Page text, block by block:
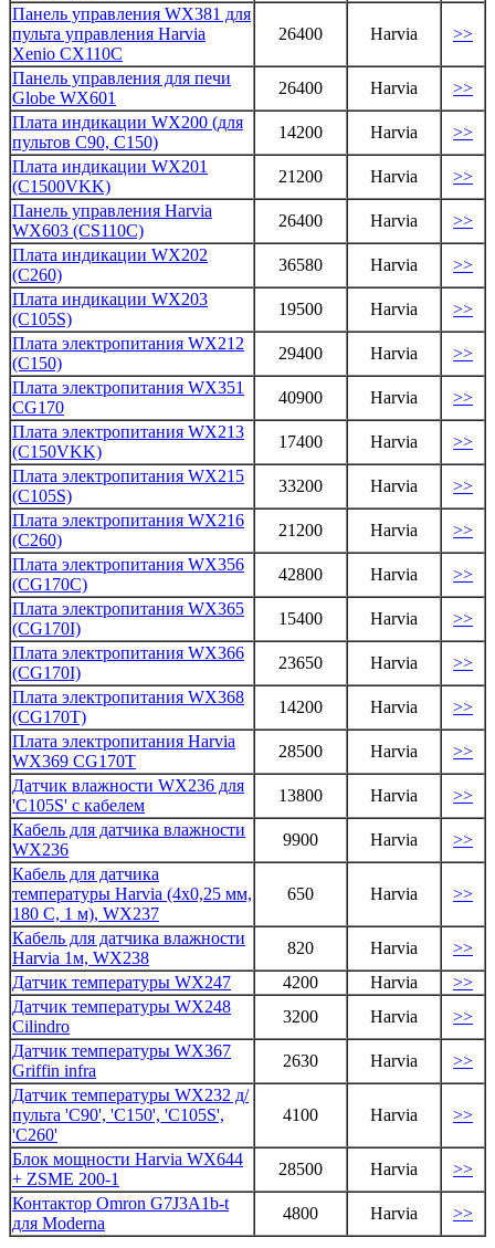
Панель управления WX381 для
пульта управления Harvia
Xenio CX110C
26400 Harvia >>
Панель управления для печи
Globe WX601
26400 Harvia
>>
Плата индикации WX200 (для
пультов C90, C150)
14200 Harvia
>>
Плата индикации WX201
(C1500VKK)
21200 Harvia
>>
Панель управления Harvia
WX603 (CS110C)
26400 Harvia
>>
Плата индикации WX202
(C260)
36580 Harvia
>>
Плата индикации WX203
(С105S)
19500 Harvia
>>
Плата электропитания WX212
(C150)
29400 Harvia
>>
Плата электропитания WX351
CG170
40900 Harvia
>>
Плата электропитания WX213
(C150VKK)
17400 Harvia
>>
Плата электропитания WX215
(C105S)
33200 Harvia
>>
Плата электропитания WX216
(C260)
21200 Harvia
>>
Плата электропитания WX356
(CG170C)
42800 Harvia
>>
Плата электропитания WX365
(CG170I)
15400 Harvia
>>
Плата электропитания WX366
(CG170I)
23650 Harvia
>>
Плата электропитания WX368
(CG170T)
14200 Harvia
>>
Плата электропитания Harvia
WX369 CG170T
28500 Harvia
>>
Датчик влажности WX236 для
'C105S' с кабелем
13800 Harvia
>>
Кабель для датчика влажности
WX236
9900 Harvia
>>
Кабель для датчика
температуры Harvia (4х0,25 мм,
180 С, 1 м), WX237
650 Harvia >>
Кабель для датчика влажности
Harvia 1м, WX238
820 Harvia
>>
Датчик температуры WX247
4200 Harvia
>>
Датчик температуры WX248
Cilindro
3200 Harvia
>>
Датчик температуры WX367
Griffin infra
2630 Harvia
>>
Датчик температуры WX232 д/
пульта 'С90', 'C150', 'C105S',
'C260'
4100 Harvia >>
Блок мощности Harvia WX644
+ ZSME 200-1
28500 Harvia
>>
Контактор Omron G7J3A1b-t
для Moderna
4800 Harvia >>